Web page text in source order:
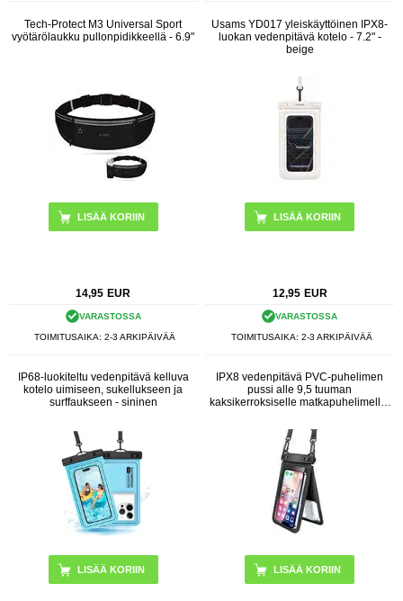
Tech-Protect M3 Universal Sport
vyötärölaukku pullonpidikkeellä - 6.9"
LISÄÄ KORIIN
14,95 EUR
VARASTOSSA
TOIMITUSAIKA: 2-3 ARKIPÄIVÄÄ
Usams YD017 yleiskäyttöinen IPX8-
luokan vedenpitävä kotelo - 7.2" -
beige
12,95 EUR
VARASTOSSA
TOIMITUSAIKA: 2-3 ARKIPÄIVÄÄ
IP68-luokiteltu vedenpitävä kelluva
kotelo uimiseen, sukellukseen ja
surffaukseen - sininen
IPX8 vedenpitävä PVC-puhelimen
pussi alle 9,5 tuuman
kaksikerroksiselle matkapuhelimelle,
musta